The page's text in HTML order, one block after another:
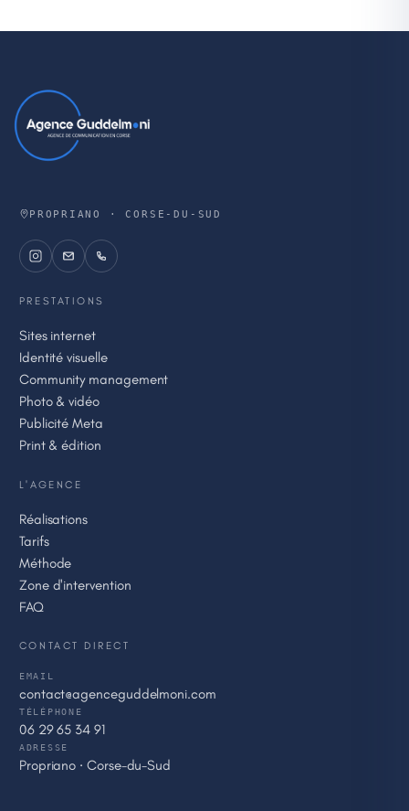
PROPRIANO · CORSE-DU-SUD
PRESTATIONS
Sites internet
Identité visuelle
Community management
Photo & vidéo
Publicité Meta
Print & édition
L'AGENCE
Réalisations
Tarifs
Méthode
Zone d'intervention
FAQ
CONTACT DIRECT
EMAIL
contact@agenceguddelmoni.com
TÉLÉPHONE
06 29 65 34 91
ADRESSE
Propriano · Corse-du-Sud